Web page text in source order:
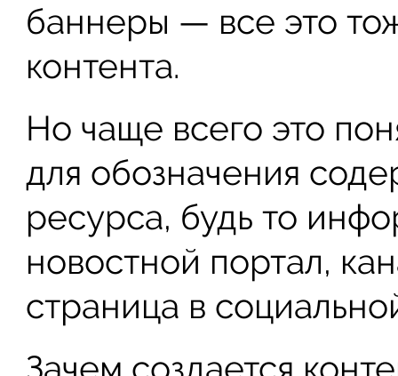
баннеры — все это
контента.
Но чаще всего это
для обозначения
ресурса, будь то
новостной портал,
страница в